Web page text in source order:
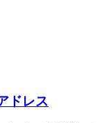
ドレス